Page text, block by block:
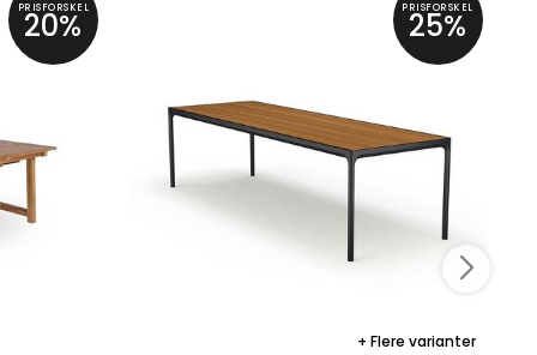
PRISFORSKEL
20% PRISFORSKEL
25%
Flere varianter